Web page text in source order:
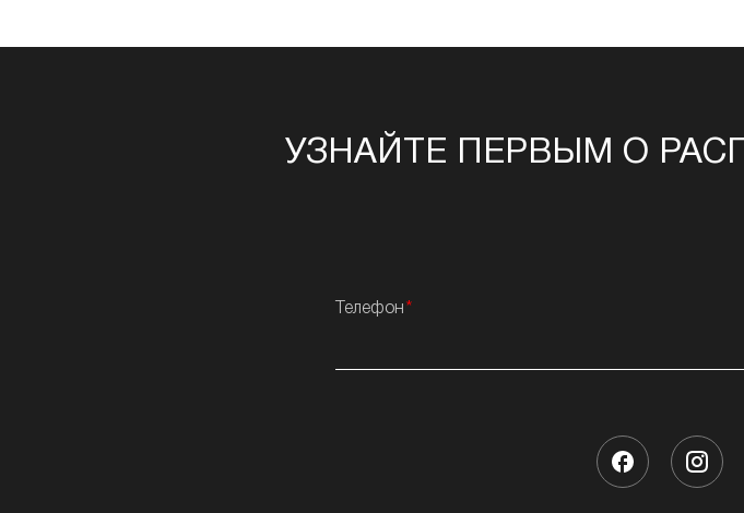
УЗНАЙТЕ ПЕРВЫМ О
Телефон